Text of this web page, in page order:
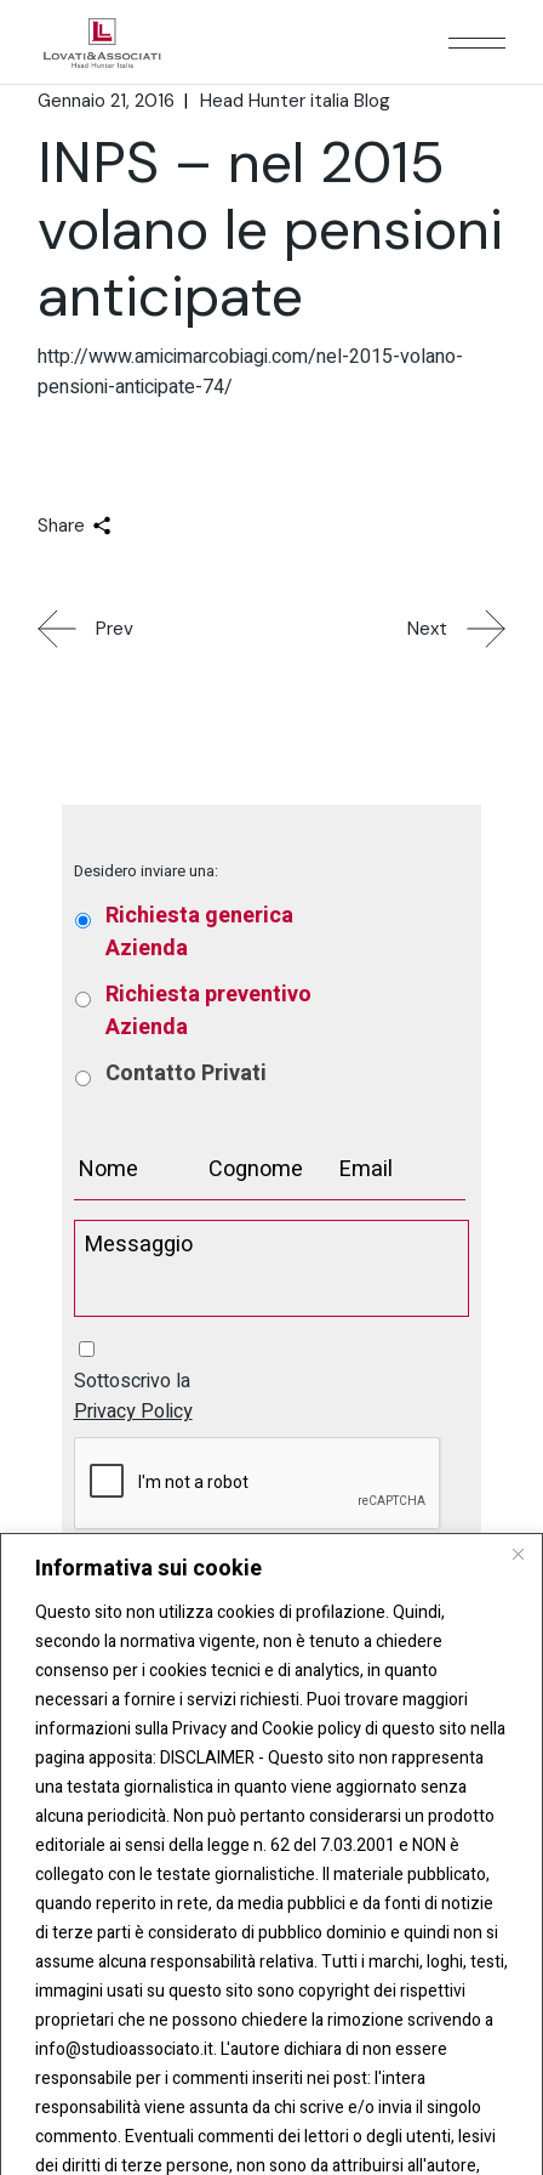
Informativa sui cookie
Questo sito non utilizza cookies di profilazione. Quindi,
secondo la normativa vigente, non è tenuto a chiedere
consenso per i cookies tecnici e di analytics, in quanto
necessari a fornire i servizi richiesti. Puoi trovare maggiori
informazioni sulla Privacy and Cookie policy di questo sito nella
pagina apposita: DISCLAIMER - Questo sito non rappresenta
una testata giornalistica in quanto viene aggiornato senza
alcuna periodicità. Non può pertanto considerarsi un prodotto
editoriale ai sensi della legge n. 62 del 7.03.2001 e NON è
collegato con le testate giornalistiche. Il materiale pubblicato,
quando reperito in rete, da media pubblici e da fonti di notizie
di terze parti è considerato di pubblico dominio e quindi non si
assume alcuna responsabilità relativa. Tutti i marchi, loghi, testi,
immagini usati su questo sito sono copyright dei rispettivi
proprietari che ne possono chiedere la rimozione scrivendo a
info@studioassociato.it. L'autore dichiara di non essere
responsabile per i commenti inseriti nei post: l'intera
responsabilità viene assunta da chi scrive e/o invia il singolo
commento. Eventuali commenti dei lettori o degli utenti, lesivi
dei diritti di terze persone, non sono da attribuirsi all'autore,
Gennaio 21, 2016 Head Hunter italia Blog
INPS – nel 2015
volano le pensioni
anticipate
http://www.amicimarcobiagi.com/nel-2015-volano-
pensioni-anticipate-74/
Share
Prev Next
Desidero inviare una:
Richiesta generica
Azienda
Richiesta preventivo
Azienda
Contatto Privati
Sottoscrivo la
Privacy Policy
CONT
ATTI
Tel:
0283438.482
Fax:
0283438.483
mail:
info@studioassociato.it
Via
Vittor
Pisani,
COO
KIE &
PRIV
ACY
Cookie
Policy
Privacy
Policy